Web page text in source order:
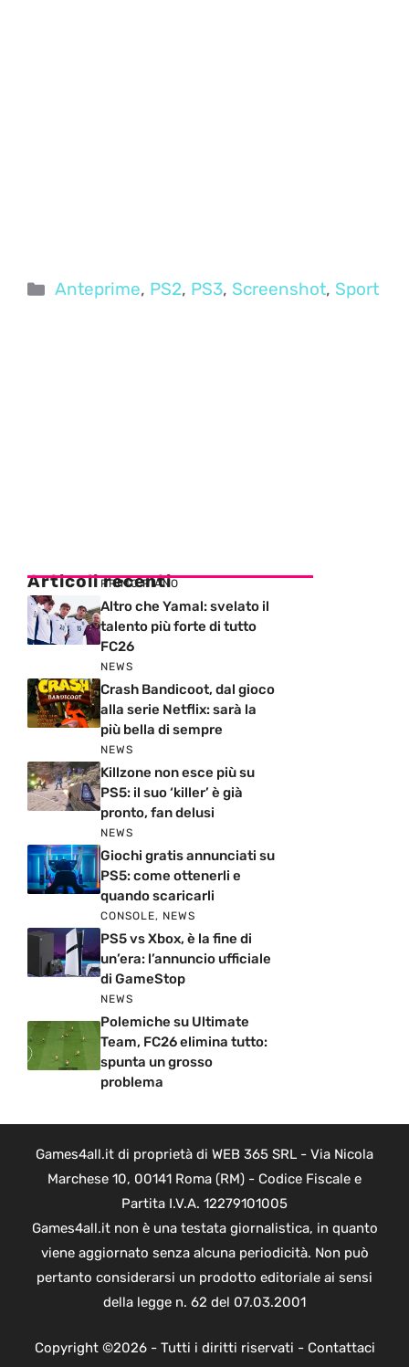
Categorie
Anteprime, PS2, PS3, Screenshot, Sport
Articoli recenti
PRIMO PIANO
Altro che Yamal: svelato il
talento più forte di tutto
FC26
NEWS
Crash Bandicoot, dal gioco
alla serie Netflix: sarà la
più bella di sempre
NEWS
Killzone non esce più su
PS5: il suo ‘killer’ è già
pronto, fan delusi
NEWS
Giochi gratis annunciati su
PS5: come ottenerli e
quando scaricarli
CONSOLE, NEWS
PS5 vs Xbox, è la fine di
un’era: l’annuncio ufficiale
di GameStop
NEWS
Polemiche su Ultimate
Team, FC26 elimina tutto:
spunta un grosso
problema
Games4all.it di proprietà di WEB 365 SRL - Via Nicola
Marchese 10, 00141 Roma (RM) - Codice Fiscale e
Partita I.V.A. 12279101005
Games4all.it non è una testata giornalistica, in quanto
viene aggiornato senza alcuna periodicità. Non può
pertanto considerarsi un prodotto editoriale ai sensi
della legge n. 62 del 07.03.2001
Copyright ©2026 - Tutti i diritti riservati - Contattaci